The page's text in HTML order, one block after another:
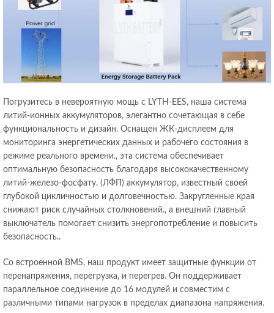
Погрузитесь в невероятную мощь с LYTH-EES, наша система
литий-ионных аккумуляторов, элегантно сочетающая в себе
функциональность и дизайн. Оснащен ЖК-дисплеем для
мониторинга энергетических данных и рабочего состояния в
режиме реального времени., эта система обеспечивает
оптимальную безопасность благодаря высококачественному
литий-железо-фосфату. (ЛФП) аккумулятор, известный своей
глубокой цикличностью и долговечностью. Закругленные края
снижают риск случайных столкновений., а внешний главный
выключатель помогает снизить энергопотребление и повысить
безопасность..
Со встроенной BMS, наш продукт имеет защитные функции от
перенапряжения, перегрузка, и перегрев. Он поддерживает
параллельное соединение до 16 модулей и совместим с
различными типами нагрузок в пределах диапазона напряжения.